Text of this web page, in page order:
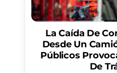
La Caída De
Desde Un
Públicos
De